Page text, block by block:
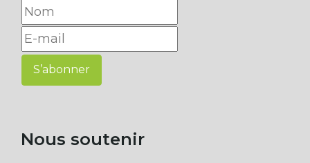
S’abonner
Nous soutenir